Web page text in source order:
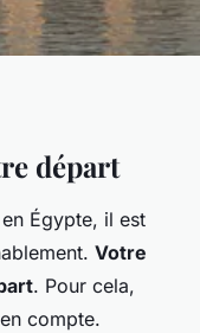
une
d'un
départ
Égypte, il est
Votre
. Pour cela,
compte.